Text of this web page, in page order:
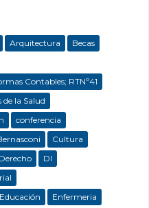
Arquitectura
Becas
Contables; RTNº41
de la Salud
conferencia
Cultura
Derecho
DI
Educación
Enfermeria